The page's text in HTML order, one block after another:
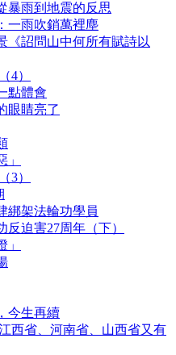
暴雨到地震的反思
一雨吹銷萬裡塵
詔問山中何所有賦詩以
4）
點體會
眼睛亮了
3）
綁架法輪功學員
迫害27周年（下）
今生再續
西省、河南省、山西省又有